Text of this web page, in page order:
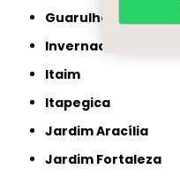
Guarulhos
Invernada
Itaim
Itapegica
Jardim Aracília
Jardim Fortaleza